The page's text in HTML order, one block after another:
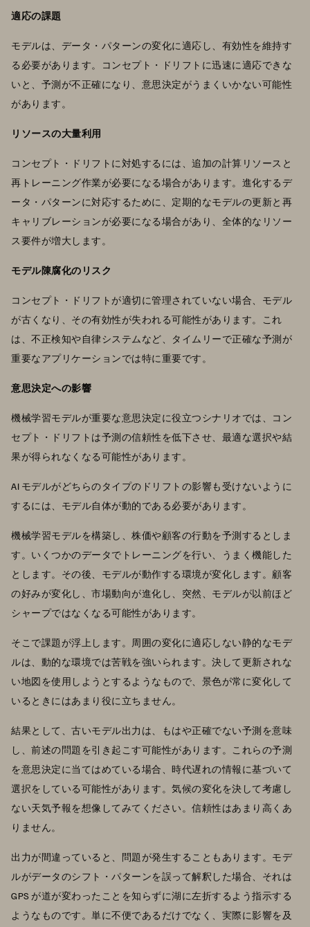
適応の課題
モデルは、データ・パターンの変化に適応し、有効性を維持す
る必要があります。コンセプト・ドリフトに迅速に適応できな
いと、予測が不正確になり、意思決定がうまくいかない可能性
があります。
リソースの大量利用
コンセプト・ドリフトに対処するには、追加の計算リソースと
再トレーニング作業が必要になる場合があります。進化するデ
ータ・パターンに対応するために、定期的なモデルの更新と再
キャリブレーションが必要になる場合があり、全体的なリソー
ス要件が増大します。
モデル陳腐化のリスク
コンセプト・ドリフトが適切に管理されていない場合、モデル
が古くなり、その有効性が失われる可能性があります。これ
は、不正検知や自律システムなど、タイムリーで正確な予測が
重要なアプリケーションでは特に重要です。
意思決定への影響
機械学習モデルが重要な意思決定に役立つシナリオでは、コン
セプト・ドリフトは予測の信頼性を低下させ、最適な選択や結
果が得られなくなる可能性があります。
AI モデルがどちらのタイプのドリフトの影響も受けないように
するには、モデル自体が動的である必要があります。
機械学習モデルを構築し、株価や顧客の行動を予測するとしま
す。いくつかのデータでトレーニングを行い、うまく機能した
とします。その後、モデルが動作する環境が変化します。顧客
の好みが変化し、市場動向が進化し、突然、モデルが以前ほど
シャープではなくなる可能性があります。
そこで課題が浮上します。周囲の変化に適応しない静的なモデ
ルは、動的な環境では苦戦を強いられます。決して更新されな
い地図を使用しようとするようなもので、景色が常に変化して
いるときにはあまり役に立ちません。
結果として、古いモデル出力は、もはや正確でない予測を意味
し、前述の問題を引き起こす可能性があります。これらの予測
を意思決定に当てはめている場合、時代遅れの情報に基づいて
選択をしている可能性があります。気候の変化を決して考慮し
ない天気予報を想像してみてください。信頼性はあまり高くあ
りません。
出力が間違っていると、問題が発生することもあります。モデ
ルがデータのシフト・パターンを誤って解釈した場合、それは
GPS が道が変わったことを知らずに湖に左折するよう指示する
ようなものです。単に不便であるだけでなく、実際に影響を及